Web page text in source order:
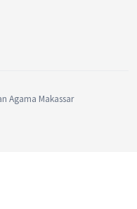
Agama Makassar